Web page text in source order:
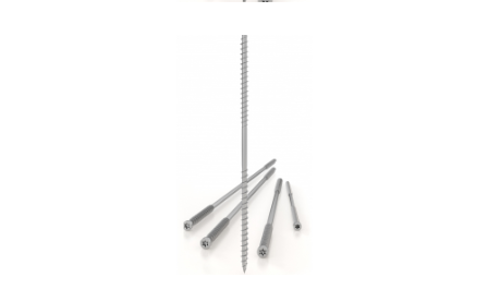
Vite DGZ